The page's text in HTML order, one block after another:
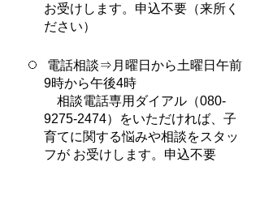
お受けします。申込不要（来所く
ださい）
電話相談⇒月曜日から土曜日午前
9時から午後4時
相談電話専用ダイアル（080-
9275-2474）をいただければ、子
育てに関する悩みや相談をスタッ
フが お受けします。申込不要